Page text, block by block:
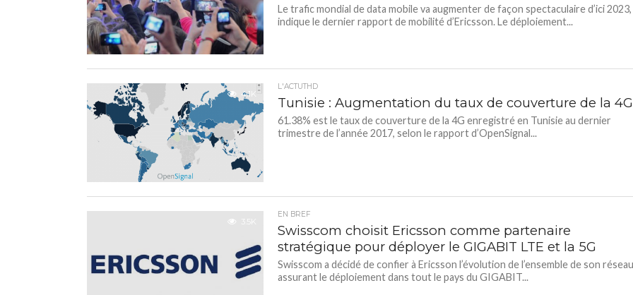
Le trafic mondial de data mobile va augmenter de façon spectaculaire d’ici 2023,
indique le dernier rapport de mobilité d’Ericsson. Le déploiement...
4.1K
L'ACTUTHD
Tunisie : Augmentation du taux de couverture de la 4G
61.38% est le taux de couverture de la 4G enregistré en Tunisie au dernier
trimestre de l’année 2017, selon le rapport d’OpenSignal...
3.5K
EN BREF
Swisscom choisit Ericsson comme partenaire
stratégique pour déployer le GIGABIT LTE et la 5G
Swisscom a décidé de confier à Ericsson l’évolution de l’ensemble de son
assurant le déploiement dans tout le pays du GIGABIT...